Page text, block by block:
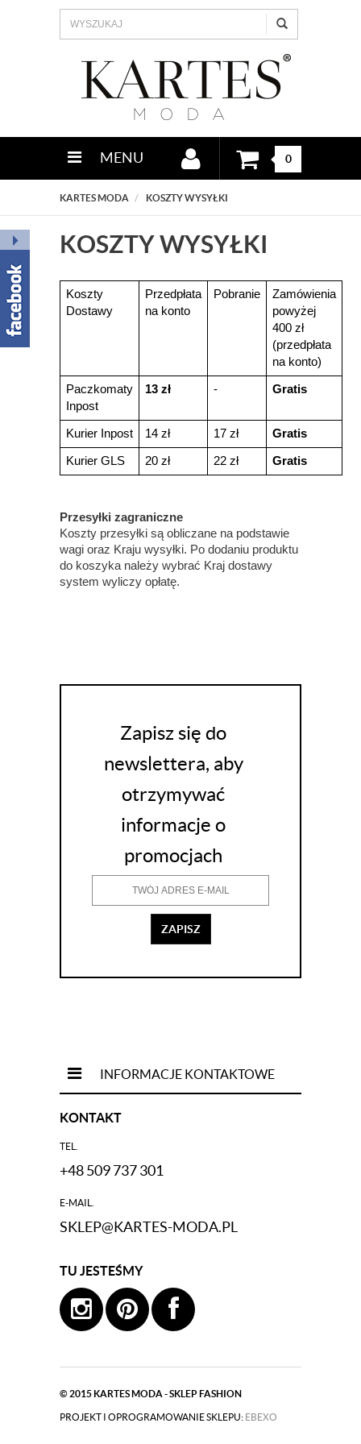
MENU 0
KARTES MODA KOSZTY WYSYŁKI
KOSZTY WYSYŁKI
Koszty
Dostawy
Przedpłata
na konto
Pobranie
Zamówienia
powyżej
400 zł
(przedpłata
na konto)
Paczkomaty
Inpost
13 zł - Gratis
Kurier Inpost 14 zł 17 zł Gratis
Kurier GLS 20 zł 22 zł Gratis
Przesyłki zagraniczne
Koszty przesyłki są obliczane na podstawie
wagi oraz Kraju wysyłki. Po dodaniu produktu
do koszyka należy wybrać Kraj dostawy
system wyliczy opłatę.
Zapisz się do
newslettera, aby
otrzymywać
informacje o
promocjach
ZAPISZ
INFORMACJE KONTAKTOWE
KONTAKT
TEL.
+48 509 737 301
E-MAIL.
SKLEP@KARTES-MODA.PL
TU JESTEŚMY
© 2015 KARTES MODA - SKLEP FASHION
|
PROJEKT I OPROGRAMOWANIE SKLEPU: EBEXO